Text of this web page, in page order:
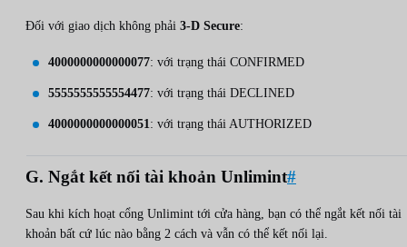
Đối với giao dịch không phải 3-D Secure:
4000000000000077: với trạng thái CONFIRMED
5555555555554477: với trạng thái DECLINED
4000000000000051 : với trạng thái AUTHORIZED
G. Ngắt kết nối tài khoản Unlimint#
Sau khi kích hoạt cổng Unlimint tới cửa hàng, bạn có thể ngắt kết nối tài
khoản bất cứ lúc nào bằng 2 cách và vẫn có thể kết nối lại.